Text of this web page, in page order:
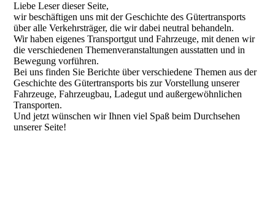
Liebe Leser dieser Seite,
wir beschäftigen uns mit der Geschichte des Gütertransports
über alle Verkehrsträger, die wir dabei neutral behandeln.
Wir haben eigenes Transportgut und Fahrzeuge, mit denen wir
die verschiedenen Themenveranstaltungen ausstatten und in
Bewegung vorführen.
Bei uns finden Sie Berichte über verschiedene Themen aus der
Geschichte des Gütertransports bis zur Vorstellung unserer
Fahrzeuge, Fahrzeugbau, Ladegut und außergewöhnlichen
Transporten.
Und jetzt wünschen wir Ihnen viel Spaß beim Durchsehen
unserer Seite!